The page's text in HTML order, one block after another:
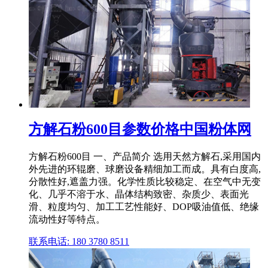
方解石粉600目参数价格中国粉体网
方解石粉600目 一、产品简介 选用天然方解石,采用国内
外先进的环辊磨、球磨设备精细加工而成。具有白度高,
分散性好,遮盖力强。化学性质比较稳定、在空气中无变
化、几乎不溶于水、晶体结构致密、杂质少、表面光
滑、粒度均匀、加工工艺性能好、DOP吸油值低、绝缘
流动性好等特点。
联系电话: 180 3780 8511